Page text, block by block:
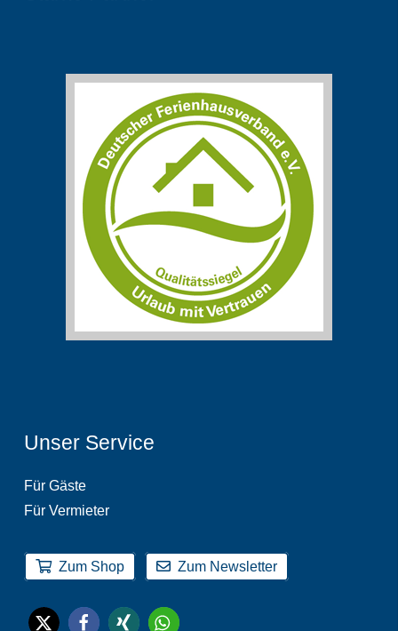
Unser Service
Für Gäste
Für Vermieter
Zum Shop Zum Newsletter